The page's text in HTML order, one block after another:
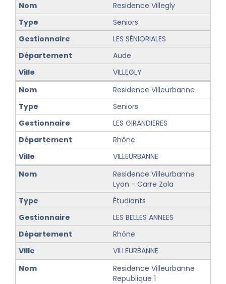
Residence Villegly
Seniors
LES SÉNIORIALES
Aude
VILLEGLY
Residence Villeurbanne
Seniors
LES GIRANDIERES
Rhône
VILLEURBANNE
Residence Villeurbanne
Lyon - Carre Zola
Étudiants
LES BELLES ANNEES
Rhône
VILLEURBANNE
Residence Villeurbanne
Republique 1